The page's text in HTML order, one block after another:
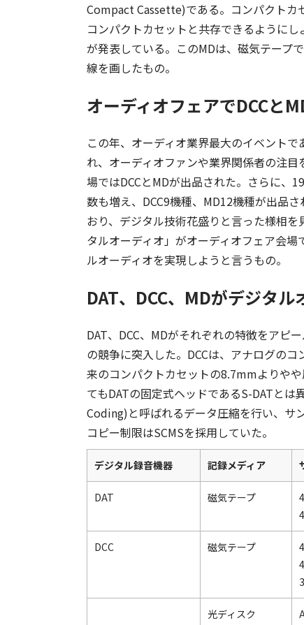
Compact Cassette)である。コンパクトカ
コンパクトカセットと共存できるように
が発表している。このMDは、磁気テープ
線を画したもの。
オーディオフェアでDCCと
この年、オーディオ業界最大のイベント
れ、オーディオファンや業界関係者の注
場ではDCCとMDが出品された。さらに、
数も増え、DCC9機種、MD12機種が出品
おり、デジタル技術花盛りと言った様相
タルオーディオ」がオーディオフェア会
ルオーディオを実現しようと言うもの。
DAT、DCC、MDがデジタ
DAT、DCC、MDがそれぞれの特徴をアピ
の競争に突入した。DCCは、アナログの
来のコンパクトカセットの8.7mmよりや
てもDATの固定式ヘッドであるS-DATと
Coding)と呼ばれるデータ圧縮を行い、サ
コピー制限はSCMSを採用していた。
デジタル録音機器 記録メディア
DAT 磁気テープ
DCC 磁気テープ
光ディスク